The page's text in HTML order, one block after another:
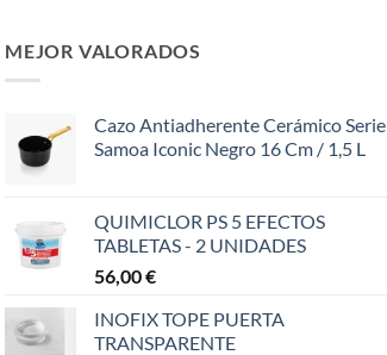
MEJOR VALORADOS
Cazo Antiadherente Cerámico Serie
Samoa Iconic Negro 16 Cm / 1,5 L
QUIMICLOR PS 5 EFECTOS
TABLETAS - 2 UNIDADES
56,00€
INOFIX TOPE PUERTA
TRANSPARENTE